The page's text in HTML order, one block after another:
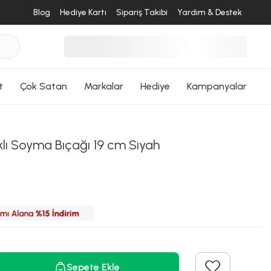
Blog Hediye Kartı Sipariş Takibi Yardım & Destek
Çok Satan Markalar Hediye Kampanyalar
DönSoyma Bıçağı 19 cm Siyah
Sepete Ekle